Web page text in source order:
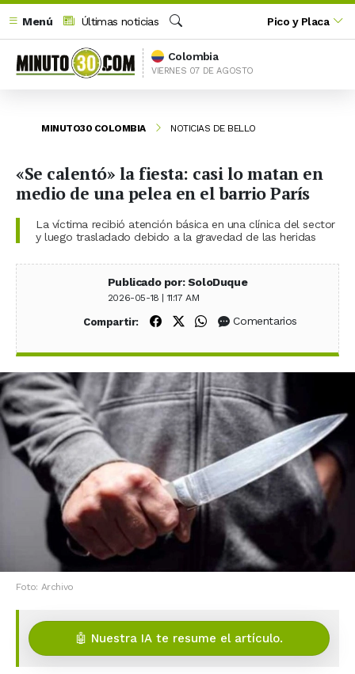
Menú
Últimas noticias
Buscar
Pico y Placa
Colombia
VIERNES 07 DE AGOSTO
MINUTO30 COLOMBIA NOTICIAS DE BELLO
«Se calentó» la fiesta: casi lo matan en
medio de una pelea en el barrio París
La víctima recibió atención básica en una clínica del sector
y luego trasladado debido a la gravedad de las heridas
Publicado por: SoloDuque
2026-05-18 | 11:17 AM
Compartir: Compartir en Facebook
Compartir en X (Twitter)
Compartir en WhatsApp
Comentarios
Foto: Archivo
🤖 Nuestra IA te resume el artículo.